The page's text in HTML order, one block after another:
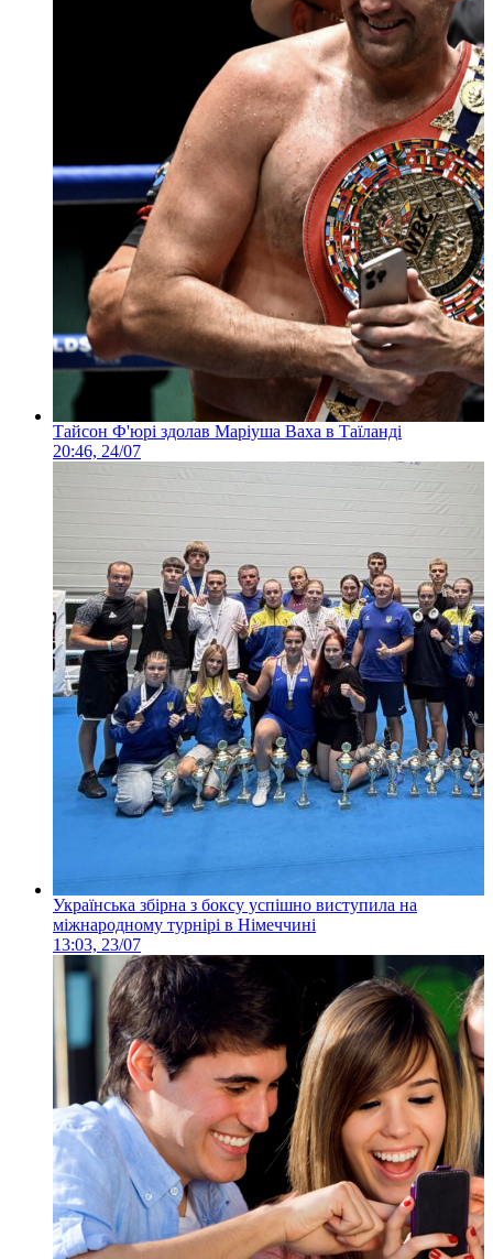
Тайсон Ф'юрі здолав Маріуша Ваха в Таїланді
20:46, 24/07
Українська збірна з боксу успішно виступила на
міжнародному турнірі в Німеччині
13:03, 23/07